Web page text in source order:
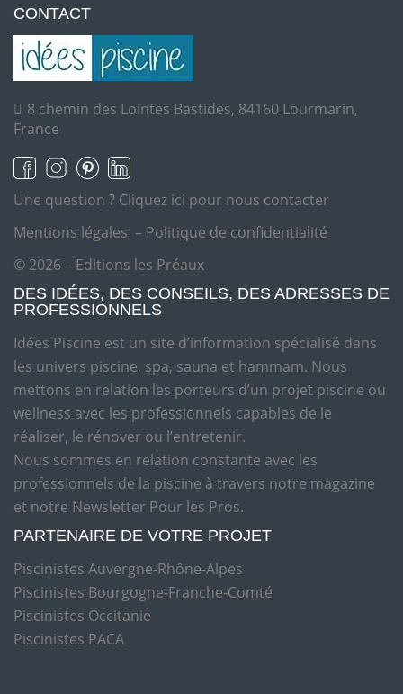
CONTACT
8 chemin des Lointes Bastides, 84160 Lourmarin,
France
Une question ? Cliquez ici pour nous contacter
Mentions légales – Politique de confidentialité
© 2026 – Editions les Préaux
DES IDÉES, DES CONSEILS, DES ADRESSES DE
PROFESSIONNELS
Idées Piscine est un site d’information spécialisé dans
les univers piscine, spa, sauna et hammam. Nous
mettons en relation les porteurs d’un projet piscine ou
wellness avec les professionnels capables de le
réaliser, le rénover ou l’entretenir.
Nous sommes en relation constante avec les
professionnels de la piscine à travers notre magazine
et notre Newsletter Pour les Pros.
PARTENAIRE DE VOTRE PROJET
Piscinistes Auvergne-Rhône-Alpes
Piscinistes Bourgogne-Franche-Comté
Piscinistes Occitanie
Piscinistes PACA